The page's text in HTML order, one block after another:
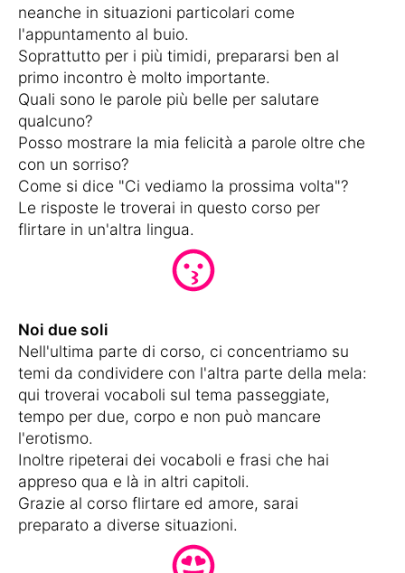
neanche in situazioni particolari come
l'appuntamento al buio.
Soprattutto per i più timidi, prepararsi ben al
primo incontro è molto importante.
Quali sono le parole più belle per salutare
qualcuno?
Posso mostrare la mia felicità a parole oltre che
con un sorriso?
Come si dice "Ci vediamo la prossima volta"?
Le risposte le troverai in questo corso per
flirtare in un'altra lingua.
Noi due soli
Nell'ultima parte di corso, ci concentriamo su
temi da condividere con l'altra parte della mela:
qui troverai vocaboli sul tema passeggiate,
tempo per due, corpo e non può mancare
l'erotismo.
Inoltre ripeterai dei vocaboli e frasi che hai
appreso qua e là in altri capitoli.
Grazie al corso flirtare ed amore, sarai
preparato a diverse situazioni.